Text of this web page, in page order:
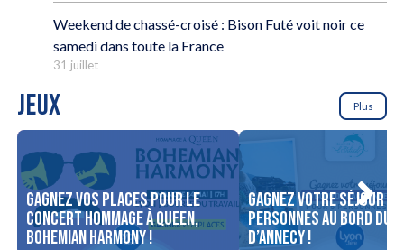
Weekend de chassé-croisé : Bison Futé voit noir ce
samedi dans toute la France
31 juillet
JEUX Plus
Gagnez vos places pour le
concert Hommage à Queen,
Bohemian Harmony !
Gagnez votre séjour
personnes au bord du
d’Annecy !